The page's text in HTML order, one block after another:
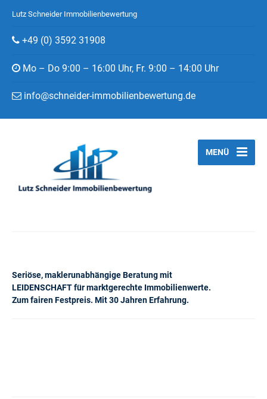
Lutz Schneider Immobilienbewertung
+49 (0) 3592 31908
Mo – Do 9:00 – 16:00 Uhr, Fr. 9:00 – 14:00 Uhr
info@schneider-immobilienbewertung.de
Seriöse, maklerunabhängige Beratung mit
LEIDENSCHAFT für marktgerechte Immobilienwerte.
Zum fairen Festpreis. Mit 30 Jahren Erfahrung.
MENÜ